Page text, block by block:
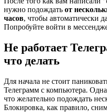
нужно подождать от
часов, чтобы автоматически
Попробуйте войти в
Не работает
что делать
Для начала не стоит
Телеграмм с компьютера.
что желательно подождать
Блокировка, как правило,